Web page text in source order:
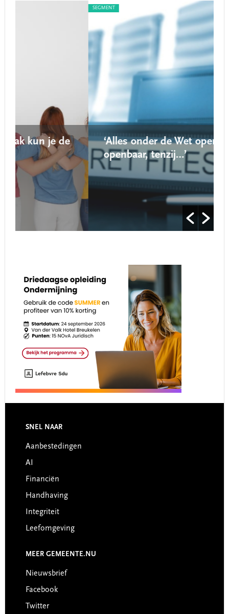
‘Alles onder de Wet open overheid is
openbaar, tenzij…’
Footer
SNEL NAAR
Aanbestedingen
AI
Financiën
Handhaving
Integriteit
Leefomgeving
MEER GEMEENTE.NU
Nieuwsbrief
Facebook
Twitter